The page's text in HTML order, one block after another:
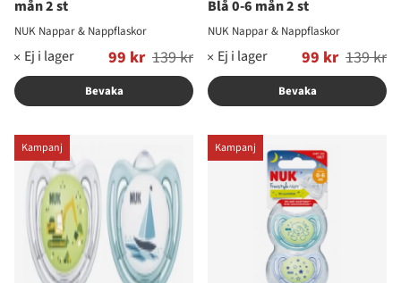
mån 2 st
NUK Nappar & Nappflaskor
99 kr
Ordinarie pris: 139 kr
Bevaka
Blå 0-6 mån 2 st
NUK Nappar & Nappflaskor
99 kr
Ordinarie pris: 139 kr
Bevaka
Kampanj Kampanj